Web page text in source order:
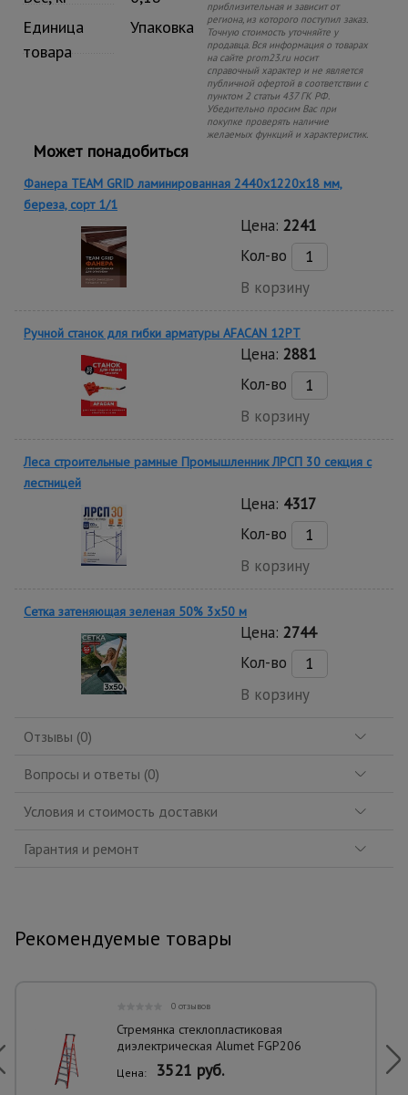
Единица
товара
Упаковка
приблизительная и зависит от
региона, из которого поступил заказ.
Точную стоимость уточняйте у
продавца. Вся информация о товарах
на сайте prom23.ru носит
справочный характер и не является
публичной офертой в соответствии с
пунктом 2 статьи 437 ГК РФ.
Убедительно просим Вас при
покупке проверять наличие
желаемых функций и характеристик.
Может понадобиться
Фанера TEAM GRID ламинированная 2440х1220х18 мм,
береза, сорт 1/1
Цена: 2241
Кол-во
В корзину
Ручной станок для гибки арматуры AFACAN 12PT
Цена: 2881
Кол-во
В корзину
Леса строительные рамные Промышленник ЛРСП 30 секция с
лестницей
Цена: 4317
Кол-во
В корзину
Сетка затеняющая зеленая 50% 3х50 м
Цена: 2744
Кол-во
В корзину
Отзывы (0)
Вопросы и ответы (0)
Условия и стоимость доставки
Гарантия и ремонт
Рекомендуемые товары
0 отзывов
Стремянка стеклопластиковая
диэлектрическая Alumet FGP206
Цена: 3521 руб.